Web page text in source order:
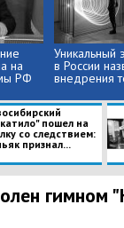
на
РФ
Уникальный
в России
внедрения
пошел на
со следствием:
признал...
гимном